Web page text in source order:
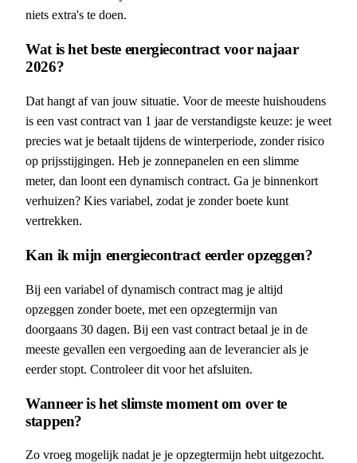
niets extra's te doen.
Wat is het beste energiecontract voor najaar
2026?
Dat hangt af van jouw situatie. Voor de meeste huishoudens
is een vast contract van 1 jaar de verstandigste keuze: je weet
precies wat je betaalt tijdens de winterperiode, zonder risico
op prijsstijgingen. Heb je zonnepanelen en een slimme
meter, dan loont een dynamisch contract. Ga je binnenkort
verhuizen? Kies variabel, zodat je zonder boete kunt
vertrekken.
Kan ik mijn energiecontract eerder opzeggen?
Bij een variabel of dynamisch contract mag je altijd
opzeggen zonder boete, met een opzegtermijn van
doorgaans 30 dagen. Bij een vast contract betaal je in de
meeste gevallen een vergoeding aan de leverancier als je
eerder stopt. Controleer dit voor het afsluiten.
Wanneer is het slimste moment om over te
stappen?
Zo vroeg mogelijk nadat je je opzegtermijn hebt uitgezocht.